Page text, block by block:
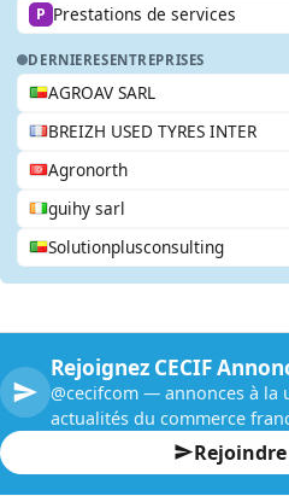
P Prestations de services
DERNIERESENTREPRISES
AGROAV SARL
BREIZH USED TYRES INTER
Agronorth
guihy sarl
Solutionplusconsulting
Rejoignez CECIF
@cecifcom — annonces à la
actualités du commerce